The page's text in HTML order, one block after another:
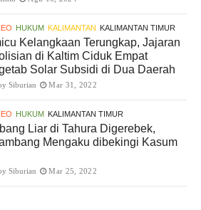
HUKUM KALIMANTAN KALIMANTAN TIMUR
Kelangkaan Terungkap, Jajaran
di Kaltim Ciduk Empat
Solar Subsidi di Dua Daerah
Siburian Mar 31, 2022
HUKUM KALIMANTAN TIMUR
Liar di Tahura Digerebek,
Mengaku dibekingi Kasum
Siburian Mar 25, 2022